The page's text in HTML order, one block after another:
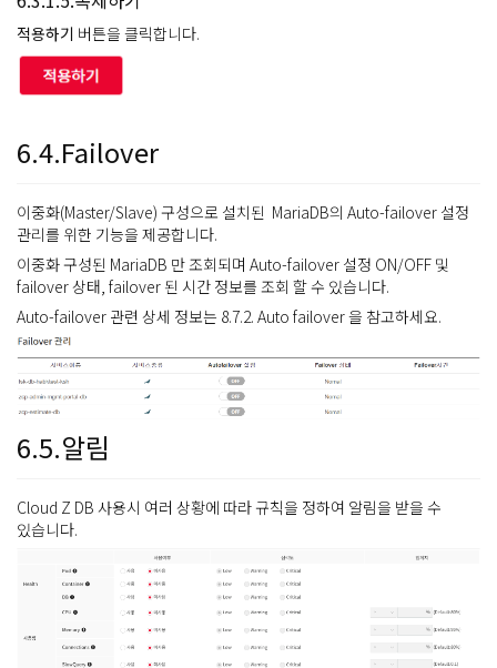
적용하기 버튼을 클릭합니다.
6.4.Failover
이중화(Master/Slave) 구성으로 설치된 MariaDB의 Auto-failover 설정
관리를 위한 기능을 제공합니다.
이중화 구성된 MariaDB 만 조회되며 Auto-failover 설정 ON/OFF 및
failover 상태, failover 된 시간 정보를 조회 할 수 있습니다.
Auto-failover 관련 상세 정보는 8.7.2. Auto failover을 참고하세요.
6.5.알림
Cloud Z DB 사용시 여러 상황에 따라 규칙을 정하여 알림을 받을 수
있습니다.